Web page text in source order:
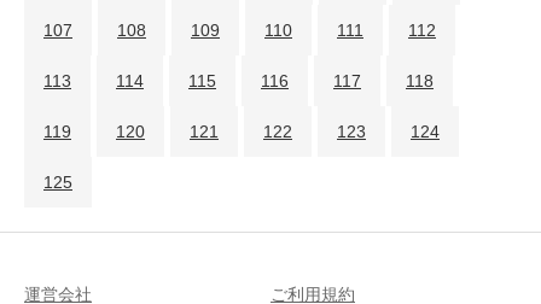
107 108 109 110 111 112
113 114 115 116 117 118
119 120 121 122 123 124
125
運営会社 ご利用規約